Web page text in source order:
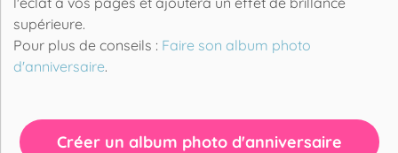
supérieure.
Pour plus de conseils : Faire son album photo
d'anniversaire.
Créer un album photo d'anniversaire